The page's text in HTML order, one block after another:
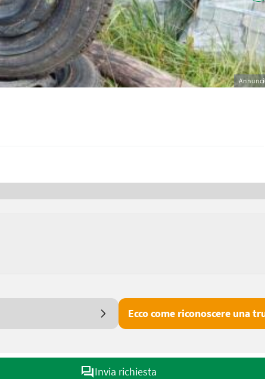
Ecco come riconoscere una
Invia richiesta